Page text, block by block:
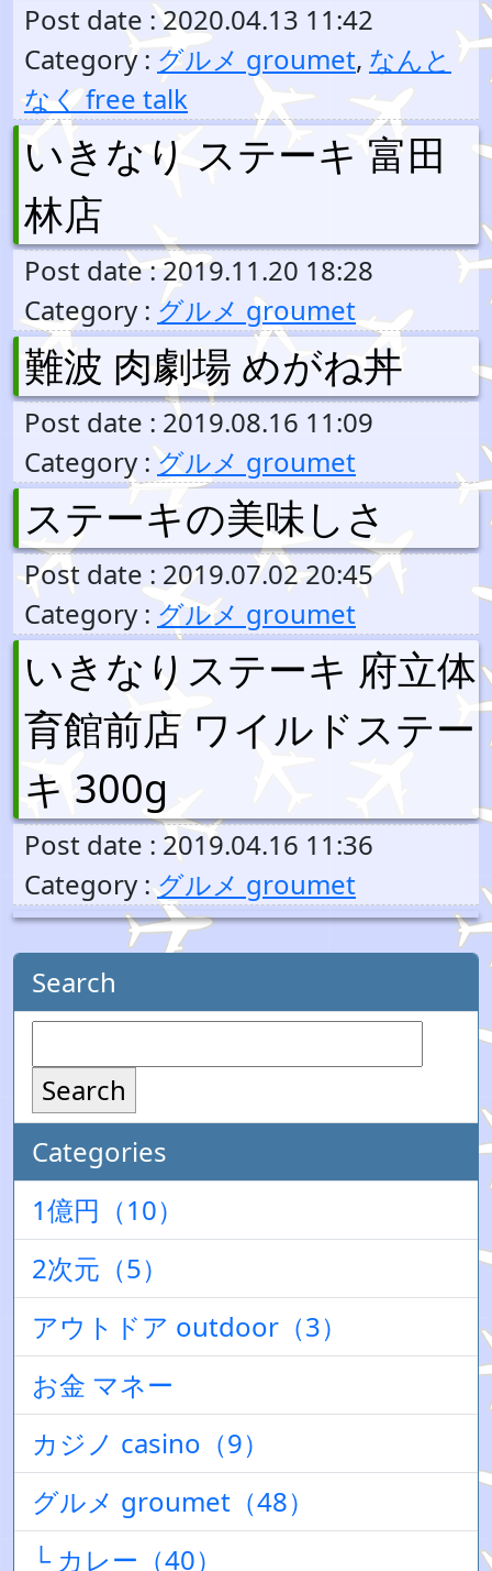
Post date : 2020.04.13 11:42
Category : グルメ groumet, なんと
なく free talk
いきなり ステーキ 富田
林店
Post date : 2019.11.20 18:28
Category : グルメ groumet
難波 肉劇場 めがね丼
Post date : 2019.08.16 11:09
Category : グルメ groumet
ステーキの美味しさ
Post date : 2019.07.02 20:45
Category : グルメ groumet
いきなりステーキ 府立体
育館前店 ワイルドステー
キ 300g
Post date : 2019.04.16 11:36
Category : グルメ groumet
Search
Search
Categories
1億円（10）
2次元（5）
アウトドア outdoor（3）
お金 マネー
カジノ casino（9）
グルメ groumet（48）
└ カレー（40）